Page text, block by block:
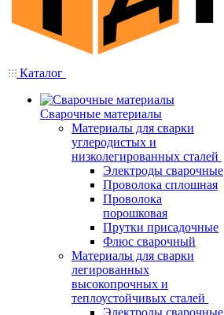
Каталог
Сварочные материалы
Материалы для сварки
углеродистых и
низколегированных сталей
Электроды сварочные
Проволока сплошная
Проволока
порошковая
Прутки присадочные
Флюс сварочный
Материалы для сварки
легированных
высокопрочных и
теплоустойчивых сталей
Электроды сварочные